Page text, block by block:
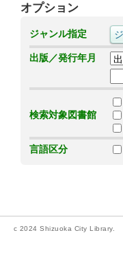
オプション
ジャンル指定
出版／発行年月
検索対象図書館
言語区分
c 2024 Shizuoka City Library.